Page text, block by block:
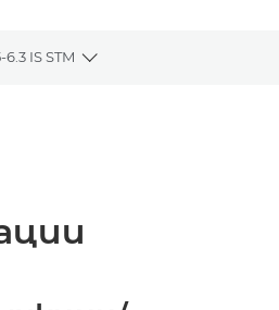
IS STM
Toggle breadcrumbs